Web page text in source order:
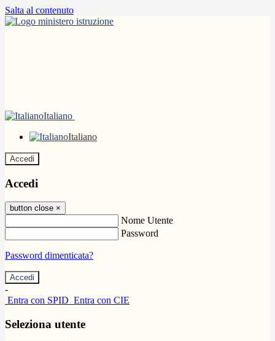
Salta al contenuto
Italiano
Italiano
Accedi
Accedi
button close ×
Nome Utente
Password
Password dimenticata?
-
Entra con SPID Entra con CIE
Seleziona utente